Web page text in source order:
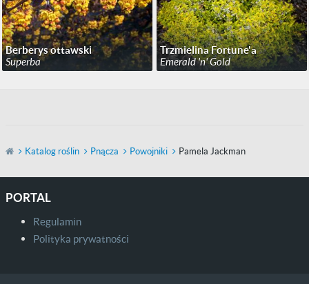
Berberys ottawski
Superba
Trzmielina Fortune'a
Emerald 'n' Gold
Katalog roślin Pnącza Powojniki Pamela Jackman
PORTAL
Regulamin
Polityka prywatności